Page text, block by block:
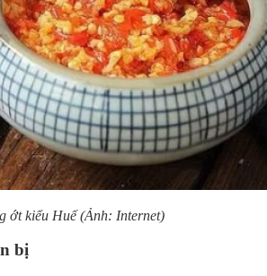
ớt kiểu Huế (Ảnh: Internet)
bị